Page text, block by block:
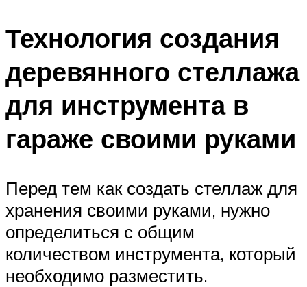
Технология создания
деревянного стеллажа
для инструмента в
гараже своими руками
Перед тем как создать стеллаж для
хранения своими руками, нужно
определиться с общим
количеством инструмента, который
необходимо разместить.